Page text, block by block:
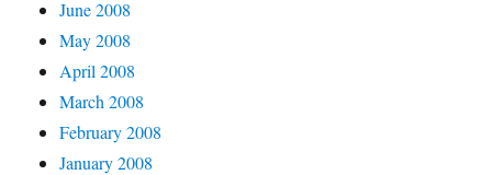
June 2008
May 2008
April 2008
March 2008
February 2008
January 2008